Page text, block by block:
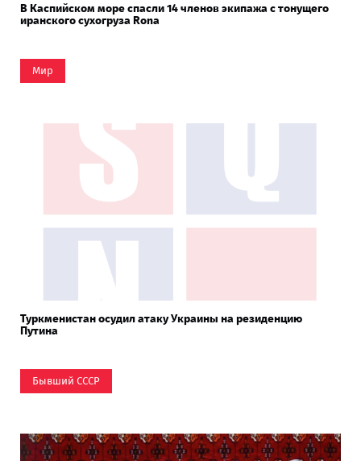
В Каспийском море спасли 14 членов экипажа с тонущего
иранского сухогруза Rona
Мир
Туркменистан осудил атаку Украины на резиденцию
Путина
Бывший СССР